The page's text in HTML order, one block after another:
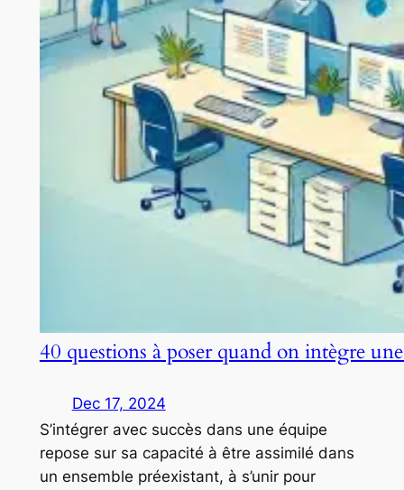
40 questions à poser quand on intègre
Dec 17, 2024
S’intégrer avec succès dans une équipe
repose sur sa capacité à être assimilé dans
un ensemble préexistant, à s’unir pour